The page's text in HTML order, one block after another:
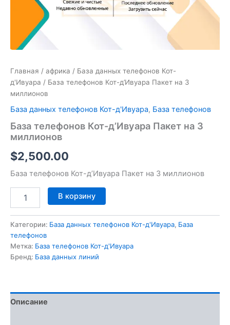
Главная / африка / База данных телефонов Кот-
д'Ивуара / База телефонов Кот-д’Ивуара Пакет на 3
миллионов
База данных телефонов Кот-д'Ивуара, База телефонов
База телефонов Кот-д’Ивуара Пакет на 3
миллионов
$2,500.00
База телефонов Кот-д’Ивуара Пакет на 3 миллионов
миллионов
В корзину
Категории: База данных телефонов Кот-д'Ивуара, База
телефонов
Метка: База телефонов Кот-д'Ивуара
Бренд: База данных линий
Описание